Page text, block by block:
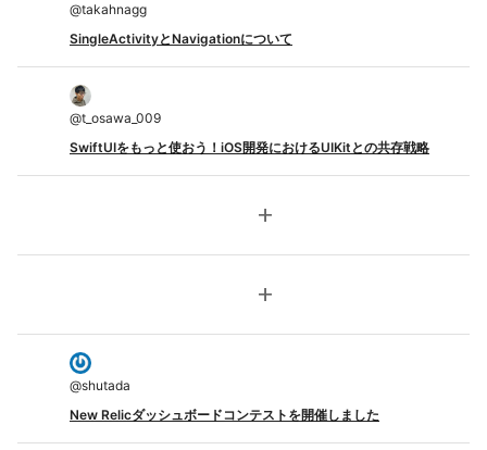
@takahnagg
SingleActivityとNavigationについて
@t_osawa_009
SwiftUIをもっと使おう！iOS開発におけるUIKitとの共存戦略
add
add
@shutada
New Relicダッシュボードコンテストを開催しました